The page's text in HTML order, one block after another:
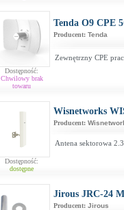
Dostępność:
Chwilowy brak
towaru
Tenda O9 CPE
Producent: Tenda
Zewnętrzny CPE
Dostępność:
dostępne
Wisnetworks
Producent:
Antena sektorowa
Jirous JRC-24
Producent: Jirous